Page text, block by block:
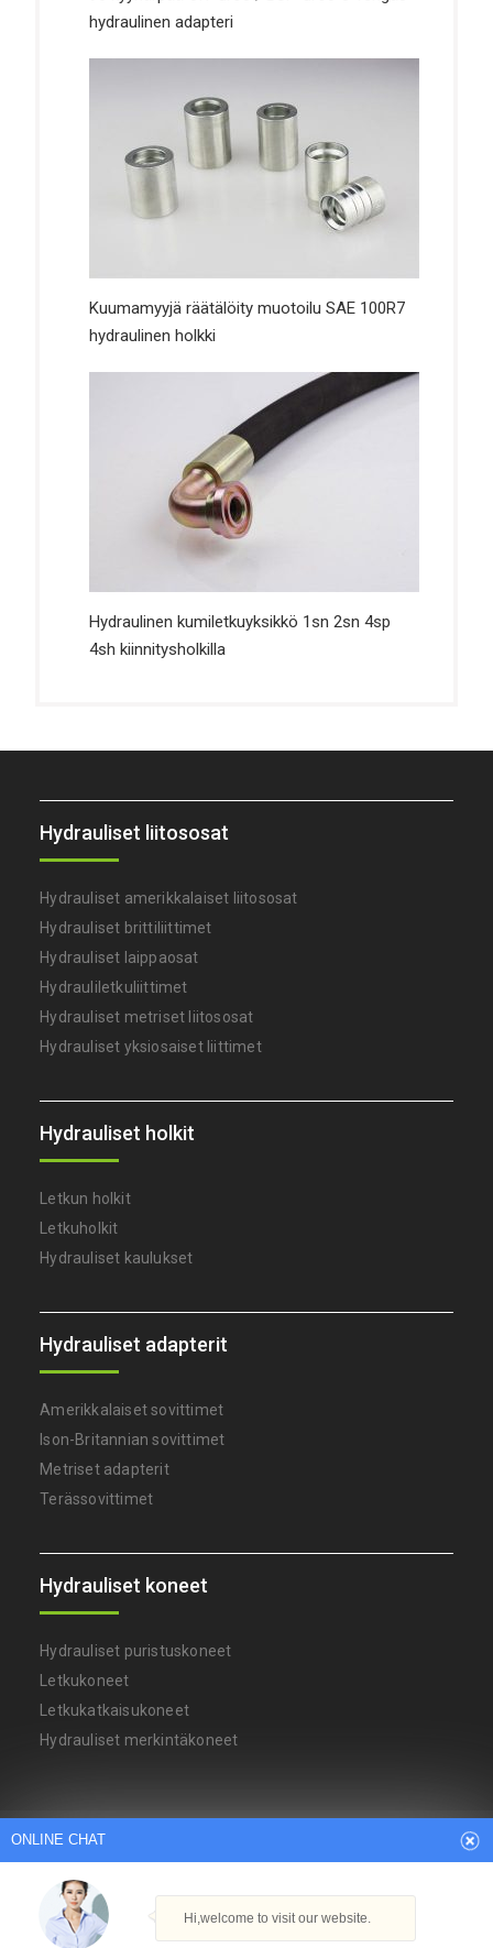
hydraulinen adapteri
Kuumamyyjä räätälöity muotoilu SAE 100R7
hydraulinen holkki
Hydraulinen kumiletkuyksikkö 1sn 2sn 4sp
4sh kiinnitysholkilla
Hydrauliset liitososat
Hydrauliset amerikkalaiset liitososat
Hydrauliset brittiliittimet
Hydrauliset laippaosat
Hydrauliletkuliittimet
Hydrauliset metriset liitososat
Hydrauliset yksiosaiset liittimet
Hydrauliset holkit
Letkun holkit
Letkuholkit
Hydrauliset kaulukset
Hydrauliset adapterit
Amerikkalaiset sovittimet
Ison-Britannian sovittimet
Metriset adapterit
Terässovittimet
Hydrauliset koneet
Hydrauliset puristuskoneet
Letkukoneet
Letkukatkaisukoneet
Hydrauliset merkintäkoneet
Arabic
German
Italian Japanese
Persian
Portuguese
Thai
Tekijänoikeudet © Ningbo YH Hydraulikonetehdas
ONLINE CHAT
Hi,welcome to visit our website.